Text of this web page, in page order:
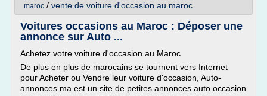
maroc / vente de voiture d'occasion au maroc
Voitures occasions au Maroc : Déposer une
annonce sur Auto ...
Achetez votre voiture d'occasion au Maroc
De plus en plus de marocains se tournent vers Internet
pour Acheter ou Vendre leur voiture d'occasion, Auto-
annonces.ma est un site de petites annonces auto occasion